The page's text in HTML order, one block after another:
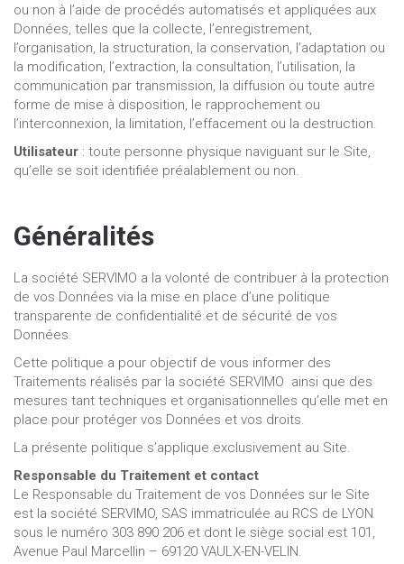
ou non à l’aide de procédés automatisés et appliquées aux
Données, telles que la collecte, l’enregistrement,
l’organisation, la structuration, la conservation, l’adaptation ou
la modification, l’extraction, la consultation, l’utilisation, la
communication par transmission, la diffusion ou toute autre
forme de mise à disposition, le rapprochement ou
l’interconnexion, la limitation, l’effacement ou la destruction.
Utilisateur : toute personne physique naviguant sur le Site,
qu’elle se soit identifiée préalablement ou non.
Généralités
La société SERVIMO a la volonté de contribuer à la protection
de vos Données via la mise en place d’une politique
transparente de confidentialité et de sécurité de vos
Données.
Cette politique a pour objectif de vous informer des
Traitements réalisés par la société SERVIMO ainsi que des
mesures tant techniques et organisationnelles qu’elle met en
place pour protéger vos Données et vos droits.
La présente politique s’applique exclusivement au Site.
Responsable du Traitement et contact
Le Responsable du Traitement de vos Données sur le Site
est la société SERVIMO, SAS immatriculée au RCS de LYON
sous le numéro 303 890 206 et dont le siège social est 101,
Avenue Paul Marcellin – 69120 VAULX-EN-VELIN.